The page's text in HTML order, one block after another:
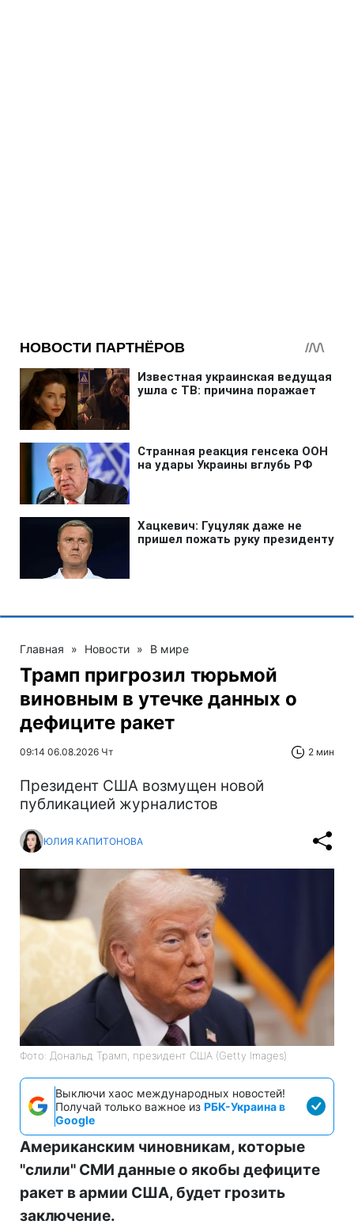
Главная » Новости » В мире
Трамп пригрозил тюрьмой
виновным в утечке данных о
дефиците ракет
09:14 06.08.2026 Чт 2 мин
Президент США возмущен новой
публикацией журналистов
ЮЛИЯ КАПИТОНОВА
Фото: Дональд Трамп, президент США (Getty Images)
Выключи хаос международных новостей!
Получай только важное из РБК-Украина в
Google
Американским чиновникам, которые
"слили" СМИ данные о якобы дефиците
ракет в армии США, будет грозить
заключение.